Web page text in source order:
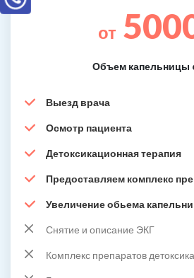
от
Объем капельницы
Выезд врача
Осмотр пациента
Детоксикационная терапия
Предоставляем комплекс
Увеличение обьема
Снятие и описание ЭКГ
Комплекс препаратов